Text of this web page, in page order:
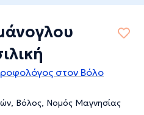
στον Βόλο
Βόλος, Νομός Μαγνησίας